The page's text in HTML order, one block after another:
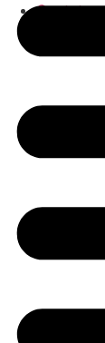
Contato